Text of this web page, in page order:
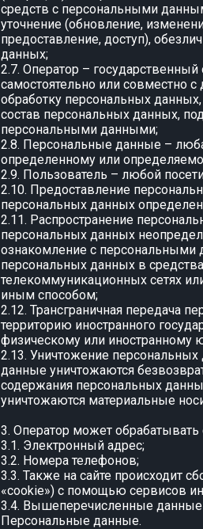
средств с персональными
уточнение (обновление,
предоставление, доступ),
данных;
2.7. Оператор –
самостоятельно или совместно
обработку персональных
состав персональных данных,
персональными данными;
2.8. Персональные данные –
определенному или
2.9. Пользователь – любой
2.10. Предоставление
персональных данных
2.11. Распространение
персональных данных
ознакомление с персональными
персональных данных в
телекоммуникационных сетях
иным способом;
2.12. Трансграничная передача
территорию иностранного
физическому или иностранному
2.13. Уничтожение
данные уничтожаются
содержания персональных
уничтожаются материальные
3. Оператор может
3.1. Электронный адрес;
3.2. Номера телефонов;
3.3. Также на сайте происходит
«cookie») с помощью сервисов
3.4. Вышеперечисленные
Персональные данные.